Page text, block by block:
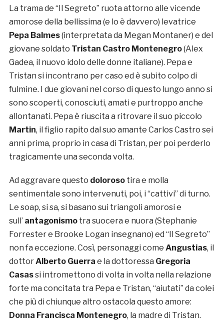
La trama de “Il Segreto” ruota attorno alle vicende
amorose della bellissima (e lo è davvero) levatrice
Pepa Balmes(interpretata da Megan Montaner) e del
giovane soldato Tristan Castro Montenegro(Alex
Gadea, il nuovo idolo delle donne italiane). Pepa e
Tristan si incontrano per caso ed è subito colpo di
fulmine. I due giovani nel corso di questo lungo anno si
sono scoperti, conosciuti, amati e purtroppo anche
allontanati. Pepa è riuscita a ritrovare il suo piccolo
Martin, il figlio rapito dal suo amante Carlos Castro sei
anni prima, proprio in casa di Tristan, per poi perderlo
tragicamente una seconda volta.
Ad aggravare questo dolorosotira e molla
sentimentale sono intervenuti, poi, i “cattivi” di turno.
Le soap, si sa, si basano sui triangoli amorosi e
sull’ antagonismotra suocera e nuora (Stephanie
Forrester e Brooke Logan insegnano) ed “Il Segreto”
non fa eccezione. Così, personaggi come Angustias, il
dottorAlberto Guerra e la dottoressa Gregoria
Casassi intromettono di volta in volta nella relazione
forte ma concitata tra Pepa e Tristan, “aiutati” da colei
che più di chiunque altro ostacola questo amore:
Donna Francisca Montenegro, la madre di Tristan.